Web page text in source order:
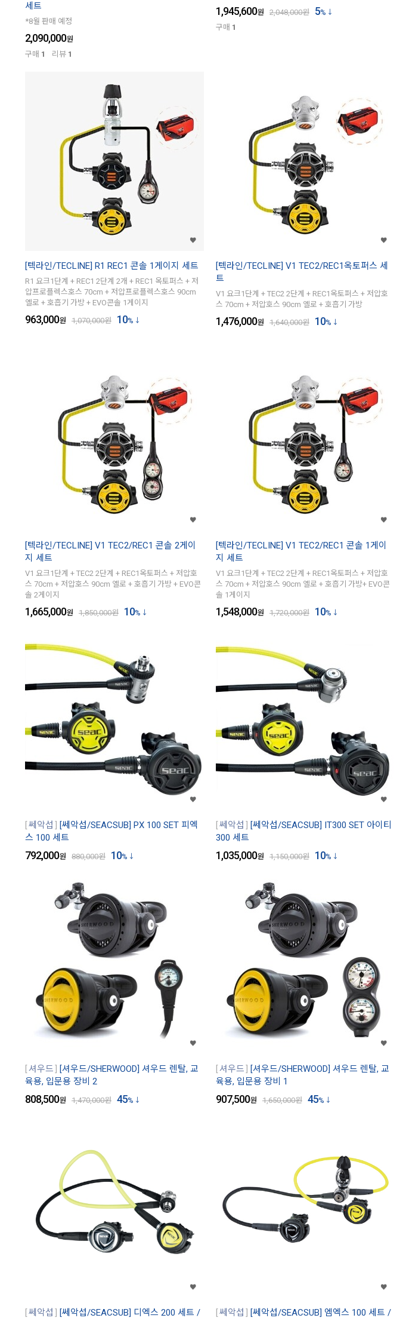
세트
*8월 판매 예정
2,090,000원
구매 1 리뷰 1
1,945,600원 2,048,000원 5%
구매 1
[텍라인/TECLINE] R1 REC1 콘솔 1게이지 세트
R1 요크1단계 + REC1 2단계 2개 + REC1 옥토퍼스 + 저
압프로플렉스호스 70cm + 저압프로플렉스호스 90cm
옐로 + 호흡기 가방 + EVO콘솔 1게이지
963,000원 1,070,000원 10%
[텍라인/TECLINE] V1 TEC2/REC1옥토퍼스 세
트
V1 요크1단계 + TEC2 2단계 + REC1옥토퍼스 + 저압호
스 70cm + 저압호스 90cm 옐로 + 호흡기 가방
1,476,000원 1,640,000원 10%
[텍라인/TECLINE] V1 TEC2/REC1 콘솔 2게이
지 세트
V1 요크1단계 + TEC2 2단계 + REC1옥토퍼스 + 저압호
스 70cm + 저압호스 90cm 옐로 + 호흡기 가방 + EVO콘
솔 2게이지
1,665,000원 1,850,000원 10%
[텍라인/TECLINE] V1 TEC2/REC1 콘솔 1게이
지 세트
V1 요크1단계 + TEC2 2단계 + REC1옥토퍼스 + 저압호
스 70cm + 저압호스 90cm 옐로 + 호흡기 가방+ EVO콘
솔 1게이지
1,548,000원 1,720,000원 10%
쎄악섭
[쎄악섭/SEACSUB] PX 100 SET 피엑
스 100 세트
792,000원 880,000원 10%
쎄악섭
[쎄악섭/SEACSUB] IT300 SET 아이티
300 세트
1,035,000원 1,150,000원 10%
셔우드
[셔우드/SHERWOOD] 셔우드 렌탈, 교
육용, 입문용 장비 2
808,500원 1,470,000원 45%
셔우드
[셔우드/SHERWOOD] 셔우드 렌탈, 교
육용, 입문용 장비 1
907,500원 1,650,000원 45%
쎄악섭
[쎄악섭/SEACSUB] 디엑스 200 세트 /
쎄악섭
[쎄악섭/SEACSUB] 엠엑스 100 세트 /